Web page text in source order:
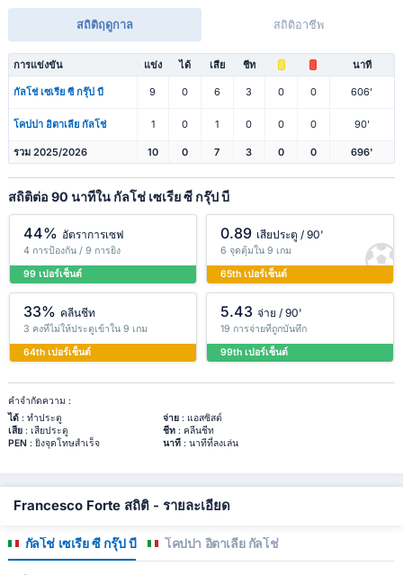
สถิติฤดูกาล สถิติอาชีพ
การแข่งขัน แข่ง ได้ เสีย ชีท นาที
กัลโช่ เซเรีย ซี กรุ๊ป บี 9 0 6 3 0 0 606'
โคปปา อิตาเลีย กัลโช่ 1 0 1 0 0 0 90'
รวม 2025/2026 10 0 7 3 0 0 696'
สถิติต่อ 90 นาทีใน กัลโช่ เซเรีย ซี กรุ๊ป บี
44% อัตราการเซฟ
4 การป้องกัน / 9 การยิง
99 เปอร์เซ็นต์
0.89 เสียประตู / 90'
6 จุดตุ้มใน 9 เกม
65th เปอร์เซ็นต์
33% คลีนชีท
3 คงที่ไม่ให้ประตูเข้าใน 9 เกม
64th เปอร์เซ็นต์
5.43 จ่าย / 90'
19 การจ่ายที่ถูกบันทึก
99th เปอร์เซ็นต์
คำจำกัดความ :
ได้: ทำประตู จ่าย: แอสซิสต์
เสีย: เสียประตู ชีท: คลีนชีท
PEN: ยิงจุดโทษสำเร็จ นาที: นาทีที่ลงเล่น
Francesco Forte สถิติ - รายละเอียด
กัลโช่ เซเรีย ซี กรุ๊ป บี โคปปา อิตาเลีย กัลโช่